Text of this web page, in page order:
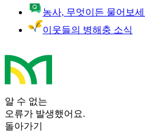
농사, 무엇이든 물어보
이웃들의 병해충 소식
알 수 없는
오류가 발생했어요.
돌아가기